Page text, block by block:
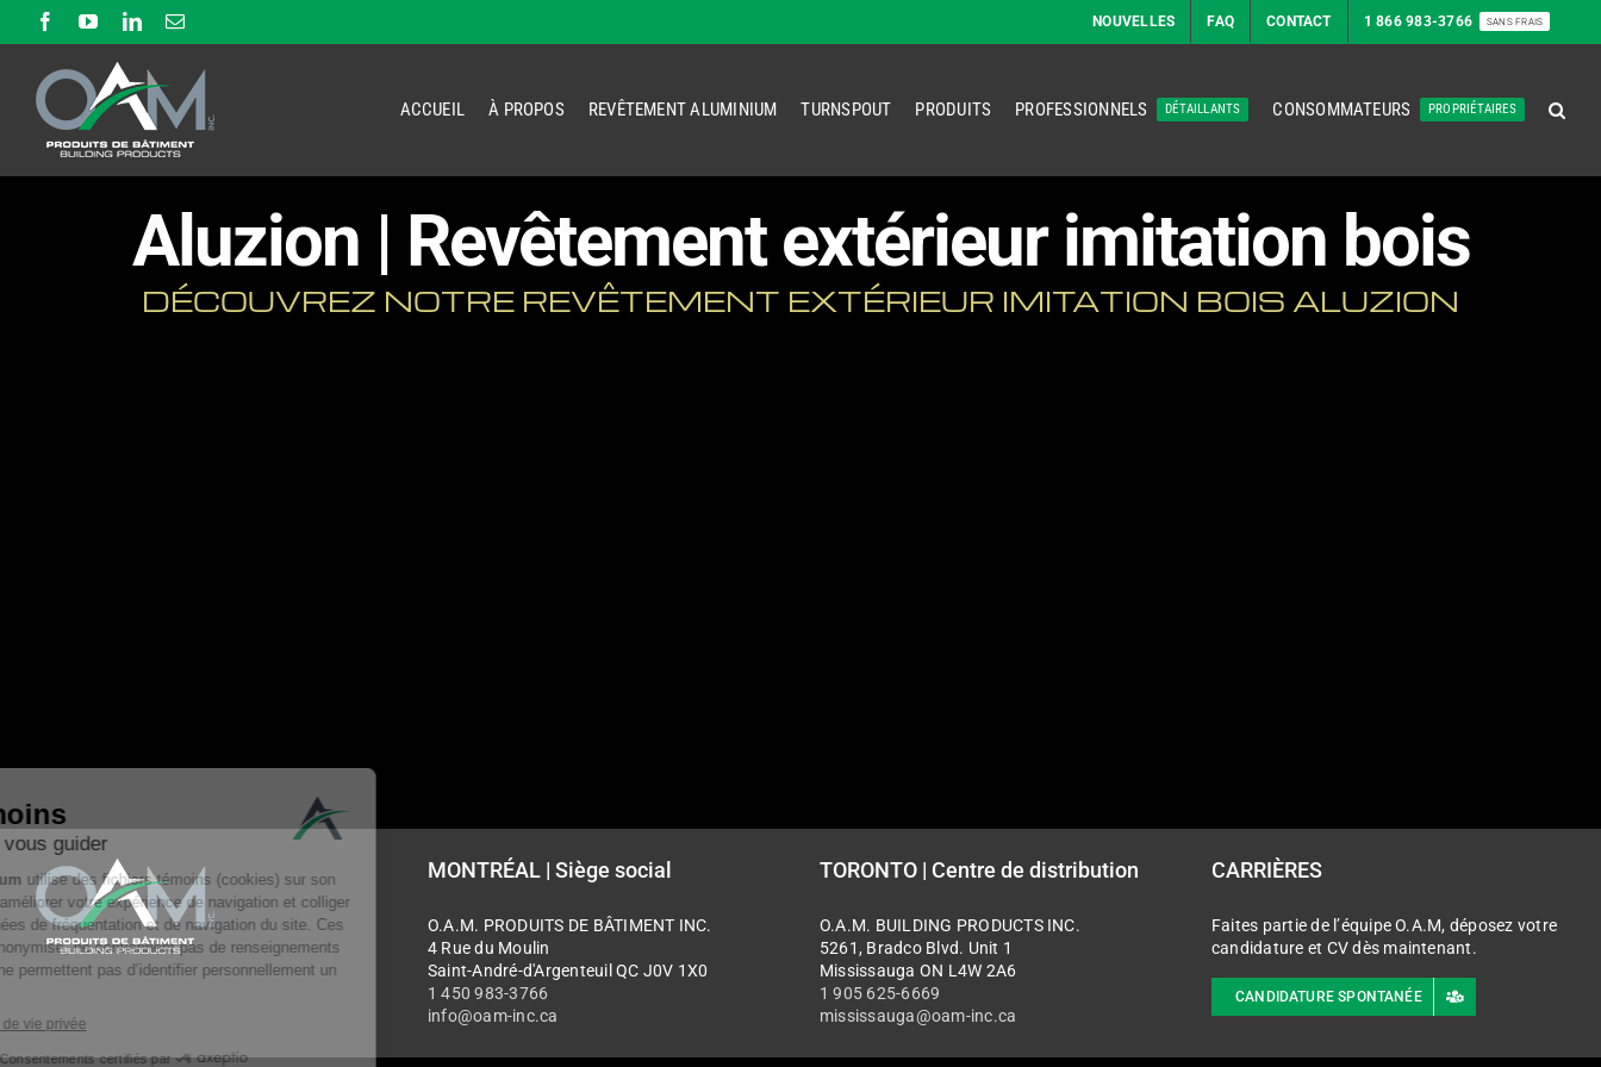
Passer
au
contenu
FacebookYouTubeLinkedInEmail NOUVELLES FAQ CONTACT 1 866 983-3766 SANS FRAIS
ACCUEIL À PROPOS REVÊTEMENT ALUMINIUM TURNSPOUT PRODUITS PROFESSIONNELS DÉTAILLANTS CONSOMMATEURS PROPRIÉTAIRES
Aluzion | Revêtement extérieur imitation bois
DÉCOUVREZ NOTRE REVÊTEMENT EXTÉRIEUR IMITATION BOIS ALUZION
MONTRÉAL | Siège social
O.A.M. PRODUITS DE BÂTIMENT INC.
4 Rue du Moulin
Saint-André-d'Argenteuil QC J0V 1X0
1 450 983-3766
info@oam-inc.ca
TORONTO | Centre de distribution
O.A.M. BUILDING PRODUCTS INC.
5261, Bradco Blvd. Unit 1
Mississauga ON L4W 2A6
1 905 625-6669
mississauga@oam-inc.ca
CARRIÈRES
Faites partie de l’équipe O.A.M, déposez votre
candidature et CV dès maintenant.
CANDIDATURE SPONTANÉE